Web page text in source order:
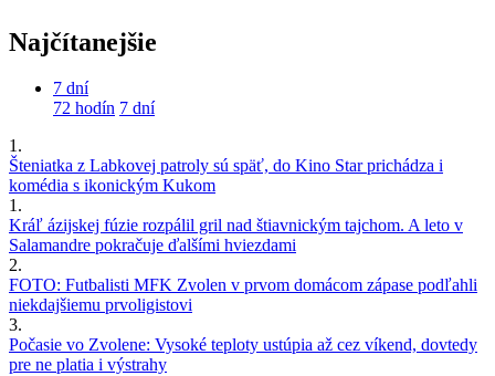
Najčítanejšie
7 dní
72 hodín 7 dní
1.
Šteniatka z Labkovej patroly sú späť, do Kino Star prichádza i
komédia s ikonickým Kukom
1.
Kráľ ázijskej fúzie rozpálil gril nad štiavnickým tajchom. A leto v
Salamandre pokračuje ďalšími hviezdami
2.
FOTO: Futbalisti MFK Zvolen v prvom domácom zápase podľahli
niekdajšiemu prvoligistovi
3.
Počasie vo Zvolene: Vysoké teploty ustúpia až cez víkend, dovtedy
pre ne platia i výstrahy